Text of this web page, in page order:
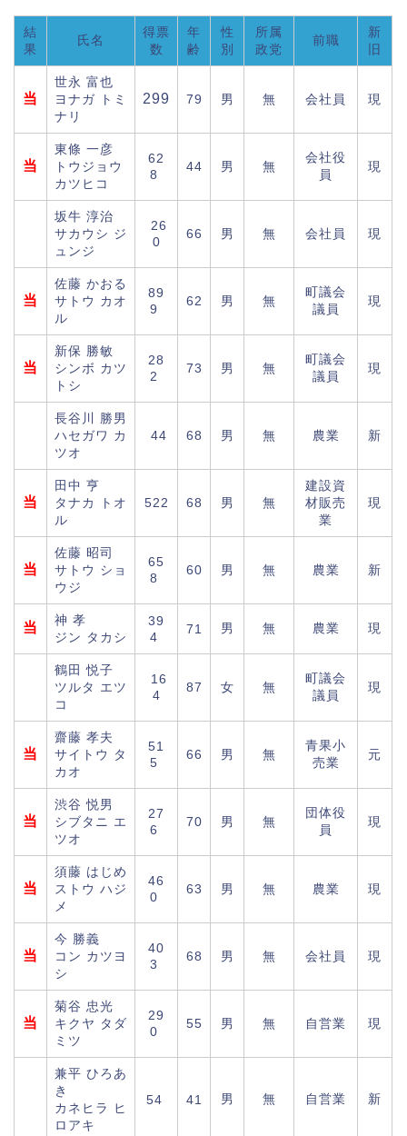
結
果
氏名
得票
数
年
齢
性
別
所属
政党
前職
新
旧
当
世永 富也
ヨナガ トミ
ナリ
299 79 男 無 会社員 現
当
東條 一彦
トウジョウ
カツヒコ
62
8
44 男 無
会社役
員
現
坂牛 淳治
サカウシ ジ
ュンジ
26
0
66 男 無 会社員 現
当
佐藤 かおる
サトウ カオ
ル
89
9
62 男 無
町議会
議員
現
当
新保 勝敏
シンボ カツ
トシ
28
2
73 男 無
町議会
議員
現
長谷川 勝男
ハセガワ カ
ツオ
44 68 男 無 農業 新
当
田中 亨
タナカ トオ
ル
522 68 男 無
建設資
材販売
業
現
当
佐藤 昭司
サトウ ショ
ウジ
65
8
60 男 無 農業 新
当
神 孝
ジン タカシ
39
4
71 男 無 農業 現
鶴田 悦子
ツルタ エツ
コ
16
4
87 女 無
町議会
議員
現
当
齋藤 孝夫
サイトウ タ
カオ
51
5
66 男 無
青果小
売業
元
当
渋谷 悦男
シブタニ エ
ツオ
27
6
70 男 無
団体役
員
現
当
須藤 はじめ
ストウ ハジ
メ
46
0
63 男 無 農業 現
当
今 勝義
コン カツヨ
シ
40
3
68 男 無 会社員 現
当
菊谷 忠光
キクヤ タダ
ミツ
29
0
55 男 無 自営業 現
兼平 ひろあ
き
カネヒラ ヒ
ロアキ
54 41 男 無 自営業 新